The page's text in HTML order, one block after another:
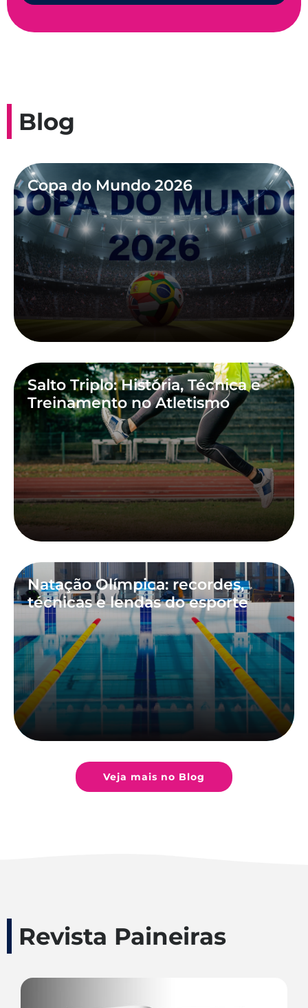
Blog
Copa do Mundo 2026
Salto Triplo: História, Técnica e
Treinamento no Atletismo
Natação Olímpica: recordes,
técnicas e lendas do esporte
Veja mais no Blog
Revista Paineiras